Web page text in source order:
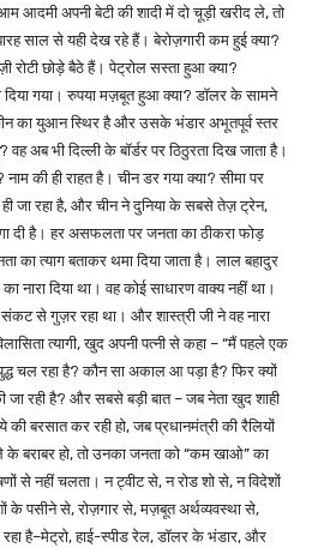
अपनी बेटी की शादी में दो चूड़ी खरीद ले, तो
साल से यही देख रहे हैं। बेरोज़गारी कम हुई क्या?
रोटी छोड़े बैठे हैं। पेट्रोल सस्ता हुआ क्या?
दिया गया। रुपया मज़बूत हुआ क्या? डॉलर के सामने
का युआन स्थिर है और उसके भंडार अभूतपूर्व स्तर
अब भी दिल्ली के बॉर्डर पर ठिठुरता दिख जाता है।
की ही राहत है। चीन डर गया क्या? सीमा पर
ही जा रहा है, और चीन ने दुनिया के सबसे तेज़ ट्रेन,
दी है। हर असफलता पर जनता का ठीकरा फोड़
का त्याग बताकर थमा दिया जाता है। लाल बहादुर
नारा दिया था। वह कोई साधारण वाक्य नहीं था।
से गुज़र रहा था। और शास्त्री जी ने वह नारा
त्यागी, खुद अपनी पत्नी से कहा – “मैं पहले एक
चल रहा है? कौन सा अकाल आ पड़ा है? फिर क्यों
रही है? और सबसे बड़ी बात – जब नेता खुद शाही
की बरसात कर रही हो, जब प्रधानमंत्री की रैलियों
बराबर हो, तो उनका जनता को “कम खाओ” का
से नहीं चलता। न ट्वीट से, न रोड शो से, न विदेशों
पसीने से, रोज़गार से, मज़बूत अर्थव्यवस्था से,
रहा है–मेट्रो, हाई-स्पीड रेल, डॉलर के भंडार, और